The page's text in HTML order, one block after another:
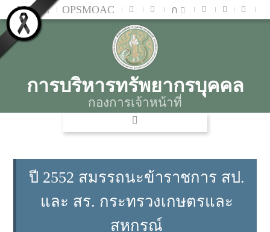
MOAC OPSMOAC ก
การบริหารทรัพยากรบุคคล
กองการเจ้าหน้าที่
ปี 2552 สมรรถนะข้าราชการ สป.
และ สร. กระทรวงเกษตรและ
สหกรณ์